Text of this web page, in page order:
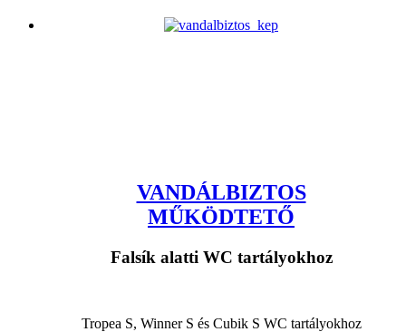
VANDÁLBIZTOS
MŰKÖDTETŐ
Falsík alatti WC tartályokhoz
Tropea S, Winner S és Cubik S WC tartályokhoz